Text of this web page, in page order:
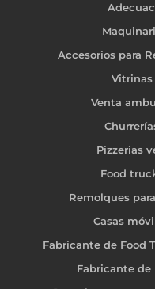
Accesorios para
Vitrinas
Venta
Pizzerias
Food
Remolques
Casas
Fabricante de Food
Fabricante de